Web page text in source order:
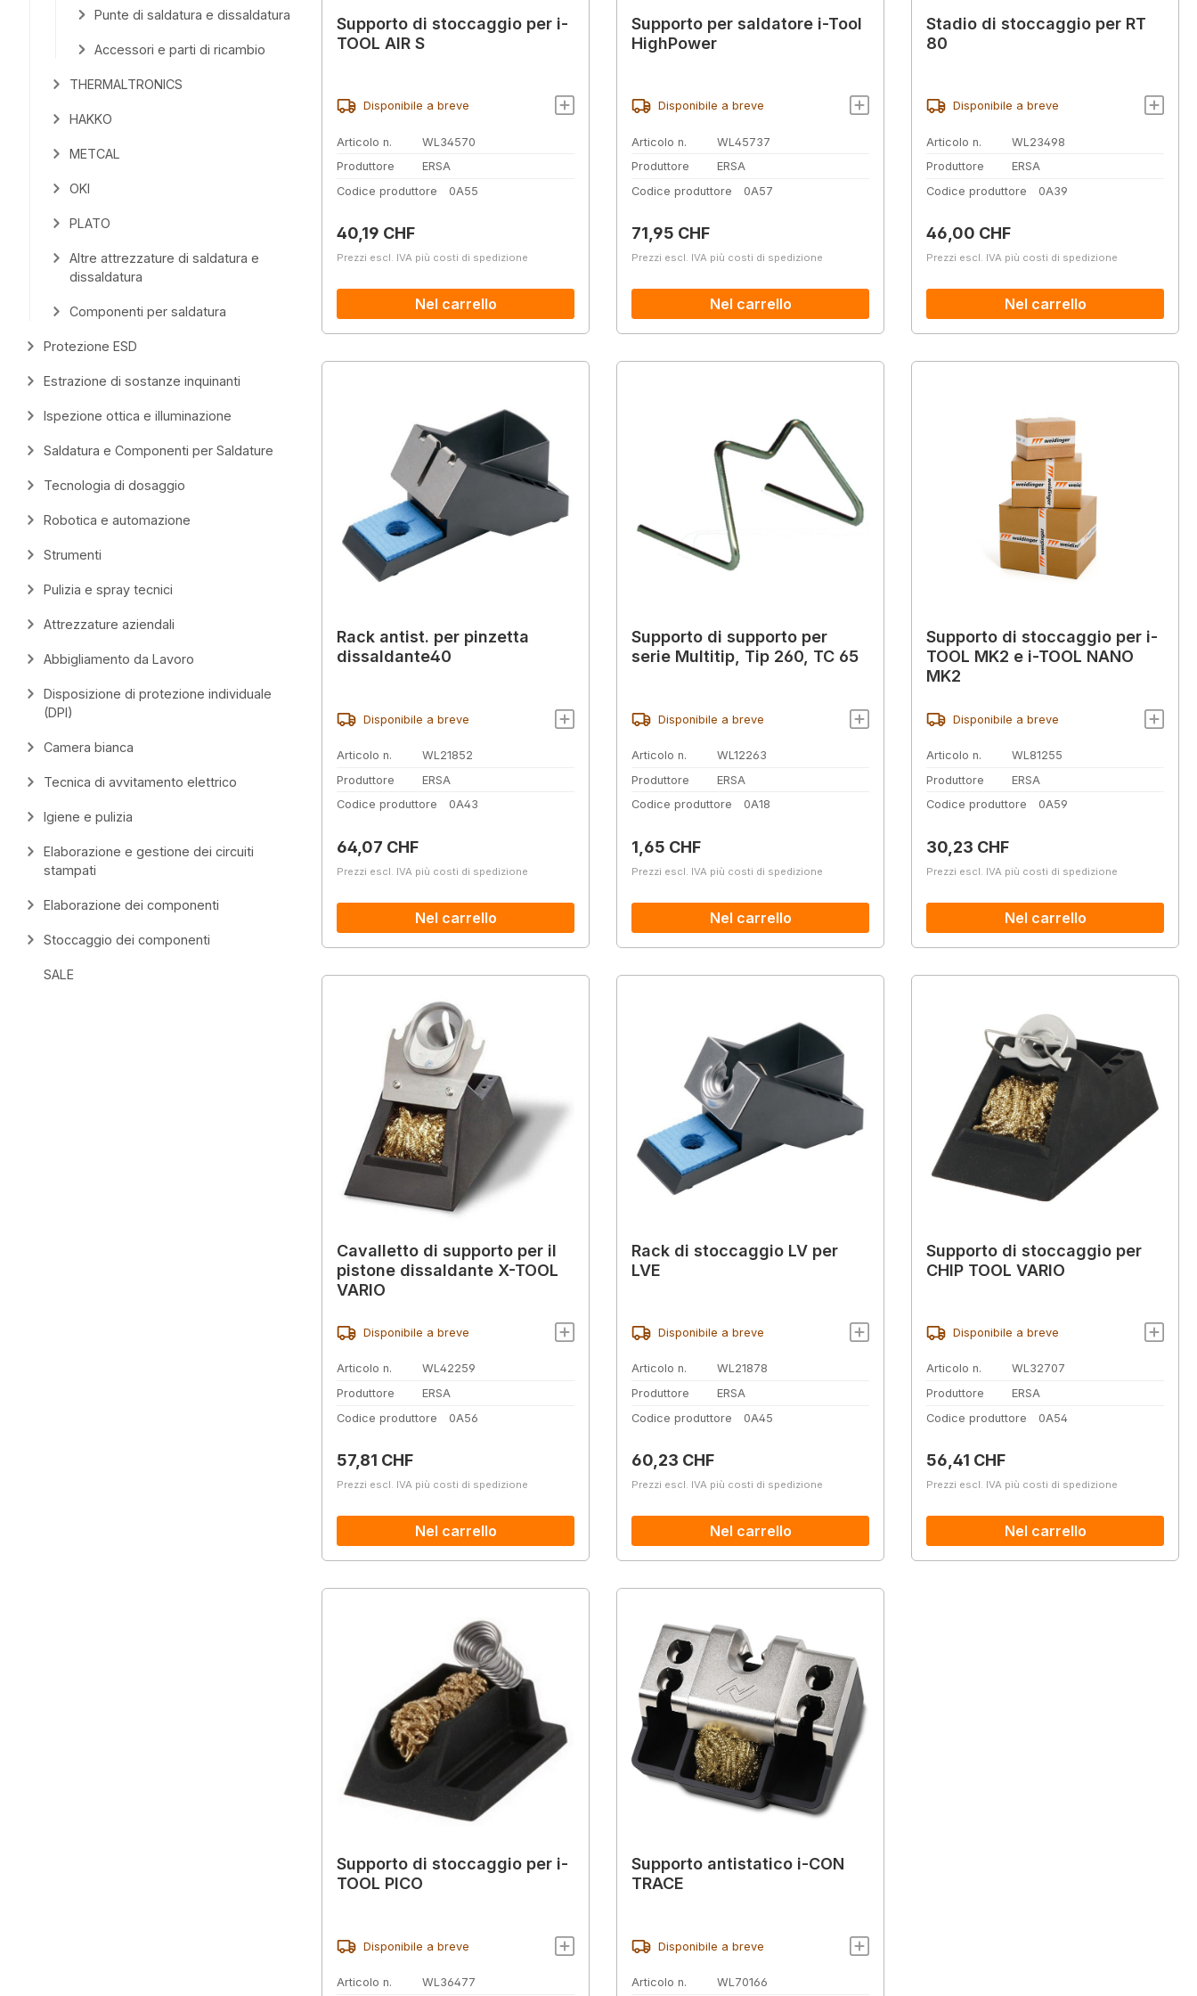
Punte di saldatura e dissaldatura
Accessori e parti di ricambio
THERMALTRONICS
HAKKO
METCAL
OKI
PLATO
Altre attrezzature di saldatura e
dissaldatura
Componenti per saldatura
Protezione ESD
Estrazione di sostanze inquinanti
Ispezione ottica e illuminazione
Saldatura e Componenti per Saldature
Tecnologia di dosaggio
Robotica e automazione
Strumenti
Pulizia e spray tecnici
Attrezzature aziendali
Abbigliamento da Lavoro
Disposizione di protezione individuale
(DPI)
Camera bianca
Tecnica di avvitamento elettrico
Igiene e pulizia
Elaborazione e gestione dei circuiti
stampati
Elaborazione dei componenti
Stoccaggio dei componenti
SALE
Supporto di stoccaggio per i-
TOOL AIR S
Disponibile a breve
Articolo n.
WL34570
Produttore
ERSA
Codice produttore
0A55
Prezzo normale:
40,19 CHF
Prezzi escl. IVA più costi di spedizione
Nel carrello
Supporto per saldatore i-Tool
HighPower
Disponibile a breve
Articolo n.
WL45737
Produttore
ERSA
Codice produttore
0A57
Prezzo normale:
71,95 CHF
Prezzi escl. IVA più costi di spedizione
Nel carrello
Stadio di stoccaggio per RT
80
Disponibile a breve
Articolo n.
WL23498
Produttore
ERSA
Codice produttore
0A39
Prezzo normale:
46,00 CHF
Prezzi escl. IVA più costi di spedizione
Nel carrello
Rack antist. per pinzetta
dissaldante40
Disponibile a breve
Articolo n.
WL21852
Produttore
ERSA
Codice produttore
0A43
Prezzo normale:
64,07 CHF
Prezzi escl. IVA più costi di spedizione
Nel carrello
Supporto di supporto per
serie Multitip, Tip 260, TC 65
Disponibile a breve
Articolo n.
WL12263
Produttore
ERSA
Codice produttore
0A18
Prezzo normale:
1,65 CHF
Prezzi escl. IVA più costi di spedizione
Nel carrello
Supporto di stoccaggio per i-
TOOL MK2 e i-TOOL NANO
MK2
Disponibile a breve
Articolo n.
WL81255
Produttore
ERSA
Codice produttore
0A59
Prezzo normale:
30,23 CHF
Prezzi escl. IVA più costi di spedizione
Nel carrello
Cavalletto di supporto per il
pistone dissaldante X-TOOL
VARIO
Disponibile a breve
Articolo n.
WL42259
Produttore
ERSA
Codice produttore
0A56
Prezzo normale:
57,81 CHF
Prezzi escl. IVA più costi di spedizione
Nel carrello
Rack di stoccaggio LV per
LVE
Disponibile a breve
Articolo n.
WL21878
Produttore
ERSA
Codice produttore
0A45
Prezzo normale:
60,23 CHF
Prezzi escl. IVA più costi di spedizione
Nel carrello
Supporto di stoccaggio per
CHIP TOOL VARIO
Disponibile a breve
Articolo n.
WL32707
Produttore
ERSA
Codice produttore
0A54
Prezzo normale:
56,41 CHF
Prezzi escl. IVA più costi di spedizione
Nel carrello
Supporto di stoccaggio per i-
TOOL PICO
Disponibile a breve
Articolo n. WL36477
Supporto antistatico i-CON
TRACE
Disponibile a breve
Articolo n. WL70166